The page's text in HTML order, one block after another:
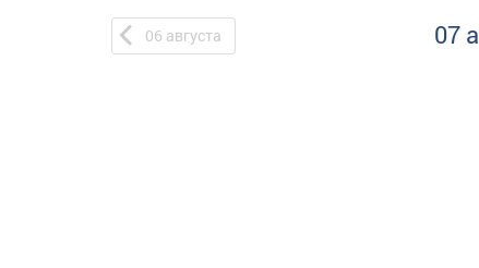
06 августа 07